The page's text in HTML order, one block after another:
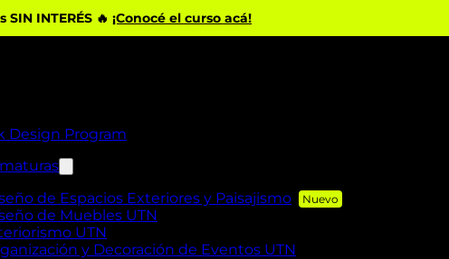
INTERÉS 🔥 ¡Conocé el curso acá!
Design Program
de Espacios Exteriores y Paisajismo
de Muebles UTN
UTN
y Decoración de Eventos UTN